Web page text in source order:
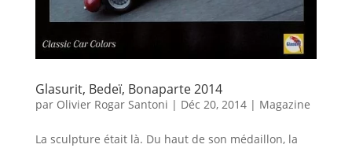
Glasurit, Bedeï, Bonaparte 2014
par Olivier Rogar Santoni | Déc 20, 2014| Magazine
La sculpture était là. Du haut de son médaillon, la